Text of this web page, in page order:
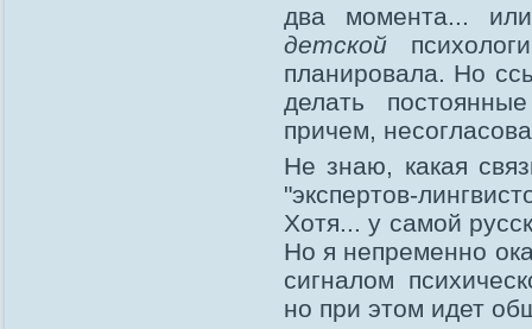
два момента...
детской
планировала. Но
делать
причем,
Не знаю, какая
"экспертов-
Хотя... у самой
Но я непременно
сигналом
но при этом идет